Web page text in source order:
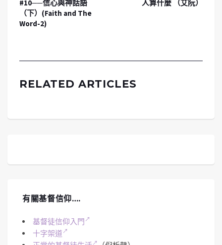
#10──信心與神話語
（下）(Faith and The
Word-2)
人算什麼 （艾阮）
RELATED ARTICLES
有關基督信仰….
基督徒信仰入門
十字架道